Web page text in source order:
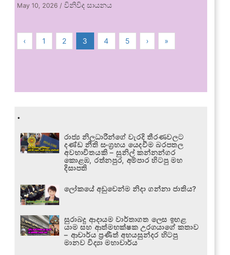
May 10, 2026 /විනිවිද සායනය
‹ 1 2 3 4 5 › »
.
රාජ්‍ය නිලධාරීන්ගේ වැරදි තීරණවලට
දණ්ඩ නීති සංග්‍රහය යෙදවීම බරපතල
අවභාවිතයකි – සුනිල් කන්නන්ගර
කොළඹ, රත්නපුර, අම්පාර හිටපු මහ
දිසාපති
ලෝකයේ අඩුවෙන්ම නිදා ගන්නා ජාතිය?
සුරාබදු ආදායම වාර්තාගත ලෙස ඉහළ
යාම සහ ආත්මභක්ෂක උරගයාගේ කතාව
– ආචාර්ය ප්‍රණීත් අභයසුන්දර හිටපු
මානව විද්‍යා මහාචාර්ය